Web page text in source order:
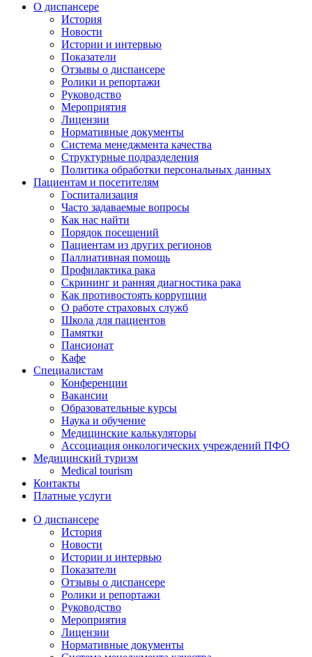
О диспансере
История
Новости
Истории и интервью
Показатели
Отзывы о диспансере
Ролики и репортажи
Руководство
Мероприятия
Лицензии
Нормативные документы
Система менеджмента качества
Структурные подразделения
Политика обработки персональных данных
Пациентам и посетителям
Госпитализация
Часто задаваемые вопросы
Как нас найти
Порядок посещений
Пациентам из других регионов
Паллиативная помощь
Профилактика рака
Скрининг и ранняя диагностика рака
Как противостоять коррупции
О работе страховых служб
Школа для пациентов
Памятки
Пансионат
Кафе
Специалистам
Конференции
Вакансии
Образовательные курсы
Наука и обучение
Медицинские калькуляторы
Ассоциация oнкологических учреждений ПФО
Медицинский туризм
Medical tourism
Контакты
Платные услуги
О диспансере
История
Новости
Истории и интервью
Показатели
Отзывы о диспансере
Ролики и репортажи
Руководство
Мероприятия
Лицензии
Нормативные документы